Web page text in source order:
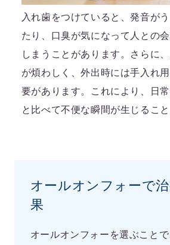
入れ歯をつけていると、発音が
たり、口臭が気になって人との
しまうことがあります。さらに
が煩わしく、外出時には手入れ
要があります。これにより、日
と比べて不便な瞬間が生じること
オールオンフォーで
果
オールオンフォーを選ぶこと